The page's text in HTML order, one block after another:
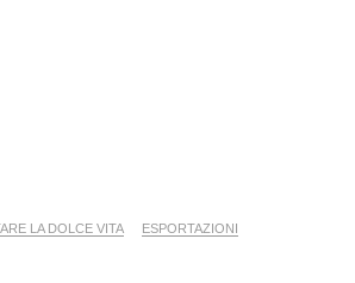
LA DOLCE VITA
ESPORTAZIONI